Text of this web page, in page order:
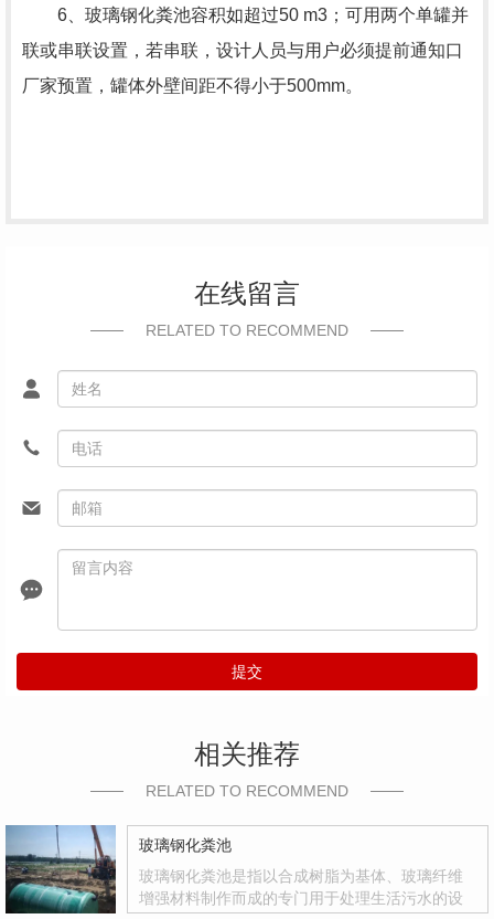
6、玻璃钢化粪池容积如超过50 m3；可用两个单罐并
联或串联设置，若串联，设计人员与用户必须提前通知口
厂家预置，罐体外壁间距不得小于500mm。
在线留言
RELATED TO RECOMMEND
提交
相关推荐
RELATED TO RECOMMEND
玻璃钢化粪池
玻璃钢化粪池是指以合成树脂为基体、玻璃纤维
增强材料制作而成的专门用于处理生活污水的设